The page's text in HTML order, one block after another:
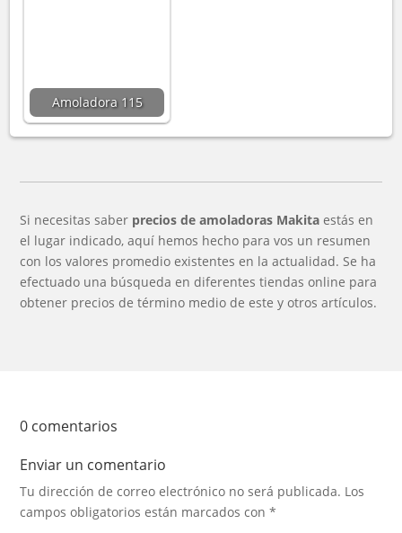
Amoladora 115
Si necesitas saber precios de amoladoras Makita estás en
el lugar indicado, aquí hemos hecho para vos un resumen
con los valores promedio existentes en la actualidad. Se ha
efectuado una búsqueda en diferentes tiendas online para
obtener precios de término medio de este y otros artículos.
0 comentarios
Enviar un comentario
Tu dirección de correo electrónico no será publicada. Los
campos obligatorios están marcados con*